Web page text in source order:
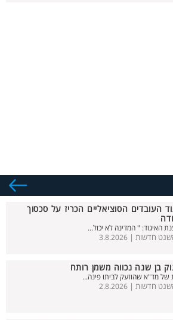
העובדים הסוציאליים הכריז על סכסוך
האיגוד: " המדינה לא יכול...
חדשות | 3.8.2026
בן שנה נכווה משמן רותח
של מד"א שהוזעק לביתו פינה...
חדשות | 2.8.2026